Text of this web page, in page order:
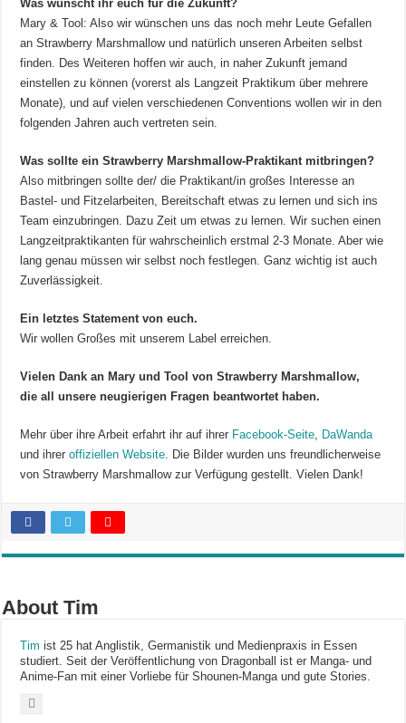
Was wünscht ihr euch für die Zukunft?
Mary & Tool: Also wir wünschen uns das noch mehr Leute Gefallen
an Strawberry Marshmallow und natürlich unseren Arbeiten selbst
finden. Des Weiteren hoffen wir auch, in naher Zukunft jemand
einstellen zu können (vorerst als Langzeit Praktikum über mehrere
Monate), und auf vielen verschiedenen Conventions wollen wir in den
folgenden Jahren auch vertreten sein.
Was sollte ein Strawberry Marshmallow-Praktikant mitbringen?
Also mitbringen sollte der/ die Praktikant/in großes Interesse an
Bastel- und Fitzelarbeiten, Bereitschaft etwas zu lernen und sich ins
Team einzubringen. Dazu Zeit um etwas zu lernen. Wir suchen einen
Langzeitpraktikanten für wahrscheinlich erstmal 2-3 Monate. Aber wie
lang genau müssen wir selbst noch festlegen. Ganz wichtig ist auch
Zuverlässigkeit.
Ein letztes Statement von euch.
Wir wollen Großes mit unserem Label erreichen.
Vielen Dank an Mary und Tool von Strawberry Marshmallow,
die all unsere neugierigen Fragen beantwortet haben.
Mehr über ihre Arbeit erfahrt ihr auf ihrer Facebook-Seite, DaWanda
und ihreroffiziellen Website. Die Bilder wurden uns freundlicherweise
von Strawberry Marshmallow zur Verfügung gestellt. Vielen Dank!
About Tim
Tim ist 25 hat Anglistik, Germanistik und Medienpraxis in Essen
studiert. Seit der Veröffentlichung von Dragonball ist er Manga- und
Anime-Fan mit einer Vorliebe für Shounen-Manga und gute Stories.